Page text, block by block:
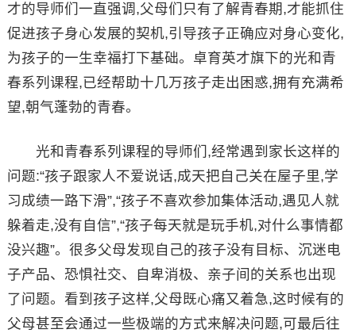
才的导师们一直强调,父母们只有了解青春期,才能抓住
促进孩子身心发展的契机,引导孩子正确应对身心变化,
为孩子的一生幸福打下基础。卓育英才旗下的光和青
春系列课程,已经帮助十几万孩子走出困惑,拥有充满希
望,朝气蓬勃的青春。
光和青春系列课程的导师们,经常遇到家长这样的
问题:“孩子跟家人不爱说话,成天把自己关在屋子里,学
习成绩一路下滑”,“孩子不喜欢参加集体活动,遇见人就
躲着走,没有自信”,“孩子每天就是玩手机,对什么事情都
没兴趣”。很多父母发现自己的孩子没有目标、沉迷电
子产品、恐惧社交、自卑消极、亲子间的关系也出现
了问题。看到孩子这样,父母既心痛又着急,这时候有的
父母甚至会通过一些极端的方式来解决问题,可最后往